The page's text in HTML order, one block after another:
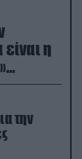
η
την